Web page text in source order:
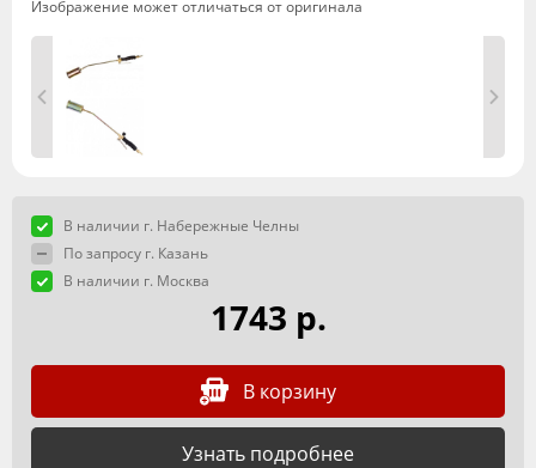
Изображение может отличаться от оригинала
В наличии г. Набережные Челны
По запросу г. Казань
В наличии г. Москва
1743 р.
В корзину
Узнать подробнее